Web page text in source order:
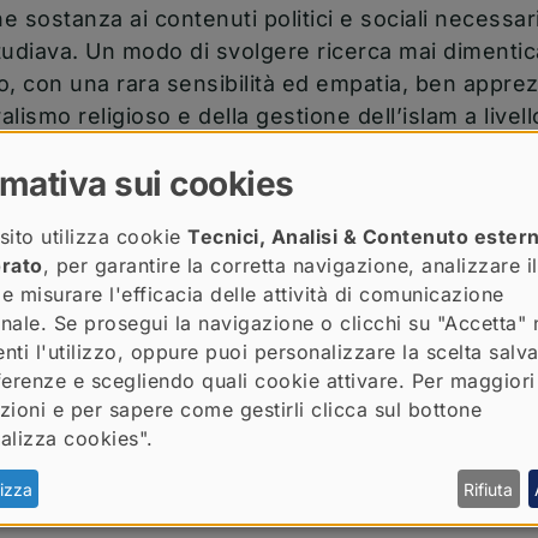
sostanza ai contenuti politici e sociali
Un modo di svolgere ricerca mai
con una rara sensibilità ed empatia, ben
religioso e della gestione dell’islam a
sapientemente combinando conoscenze
al servizio della comunità accademica,
a numerosi progetti nazionali ed
del farericerca sull’islam in Italia(apre una
.
di valore, da tutti apprezzato per le qualità
una persona interessata a tradurre la
ben consapevole dell’importanza della
attività a cui si è dedicato come esperto di
e professionisti in attività di terza
sui cookies
utilizza cookie Tecnici, Analisi & Contenuto
, per garantire la corretta navigazione, analizzare il
misurare l'efficacia delle attività di comunicazione
Se prosegui la navigazione o clicchi su "Accetta"
l'utilizzo, oppure puoi personalizzare la scelta
e scegliendo quali cookie attivare. Per maggiori
e per sapere come gestirli clicca sul bottone
cookies".
Rifiuta